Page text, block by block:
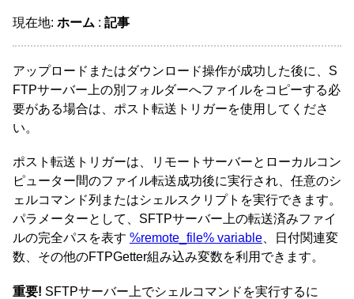
現在地: ホーム : 記事
アップロードまたはダウンロード操作が成功した後に、S
FTPサーバー上の別フォルダーへファイルをコピーする必
要がある場合は、ポスト転送トリガーを使用してくださ
い。
ポスト転送トリガーは、リモートサーバーとローカルコン
ピューター間のファイル転送成功後に実行され、任意のシ
ェルコマンド列またはシェルスクリプトを実行できます。
パラメーターとして、SFTPサーバー上の転送済みファイ
ルの完全パスを表す %remote_file% variable 、日付関連変
数、その他のFTPGetter組み込み変数を利用できます。
重要! SFTPサーバー上でシェルコマンドを実行するに